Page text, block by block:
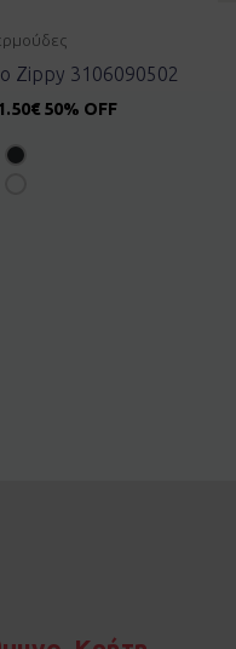
Zippy 3106090502
€ 50% OFF